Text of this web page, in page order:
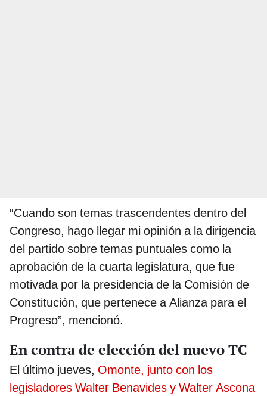
“Cuando son temas trascendentes dentro del
Congreso, hago llegar mi opinión a la dirigencia
del partido sobre temas puntuales como la
aprobación de la cuarta legislatura, que fue
motivada por la presidencia de la Comisión de
Constitución, que pertenece a Alianza para el
Progreso”, mencionó.
En contra de elección del nuevo TC
El último jueves, Omonte, junto con los
legisladores Walter Benavides y Walter Ascona